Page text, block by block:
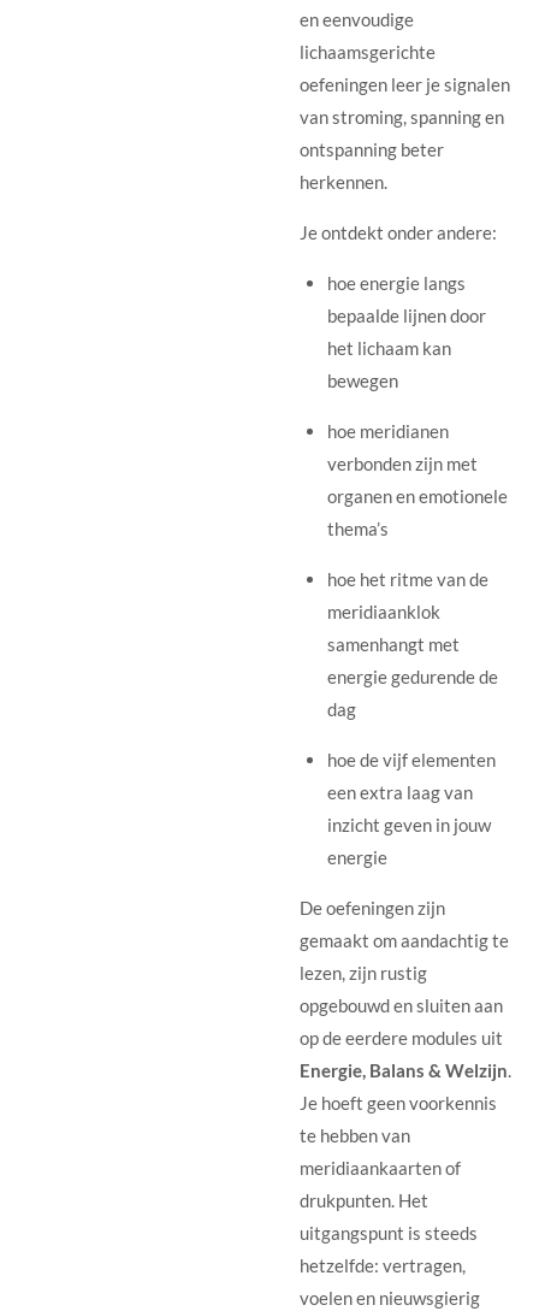
en eenvoudige
lichaamsgerichte
oefeningen leer je signalen
van stroming, spanning en
ontspanning beter
herkennen.
Je ontdekt onder andere:
hoe energie langs
bepaalde lijnen door
het lichaam kan
bewegen
hoe meridianen
verbonden zijn met
organen en emotionele
thema’s
hoe het ritme van de
meridiaanklok
samenhangt met
energie gedurende de
dag
hoe de vijf elementen
een extra laag van
inzicht geven in jouw
energie
De oefeningen zijn
gemaakt om aandachtig te
lezen, zijn rustig
opgebouwd en sluiten aan
op de eerdere modules uit
Energie, Balans & Welzijn.
Je hoeft geen voorkennis
te hebben van
meridiaankaarten of
drukpunten. Het
uitgangspunt is steeds
hetzelfde: vertragen,
voelen en nieuwsgierig